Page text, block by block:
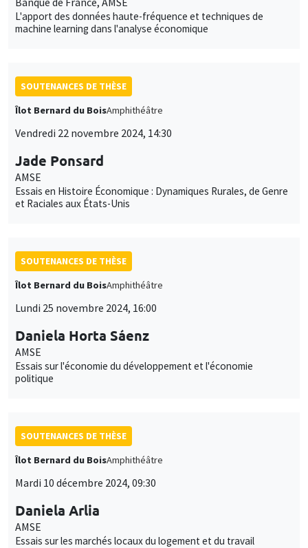
L'apport des données haute-fréquence et techniques de
machine learning dans l'analyse économique
SOUTENANCES DE THÈSE
Îlot Bernard du BoisAmphithéâtre
Vendredi 22 novembre 2024, 14:30
Jade Ponsard
AMSE
Essais en Histoire Économique : Dynamiques Rurales, de Genre
et Raciales aux États-Unis
SOUTENANCES DE THÈSE
Îlot Bernard du BoisAmphithéâtre
Lundi 25 novembre 2024, 16:00
Daniela Horta Sáenz
AMSE
Essais sur l'économie du développement et l'économie
politique
SOUTENANCES DE THÈSE
Îlot Bernard du BoisAmphithéâtre
Mardi 10 décembre 2024, 09:30
Daniela Arlia
AMSE
Essais sur les marchés locaux du logement et du travail